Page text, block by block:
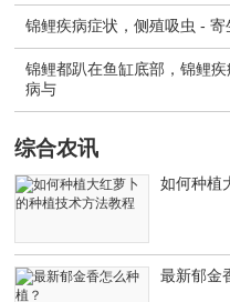
锦鲤疾病症状，侧殖吸虫 -
锦鲤都趴在鱼缸底部，锦鲤
病与
综合农讯
如何种植
最新郁金